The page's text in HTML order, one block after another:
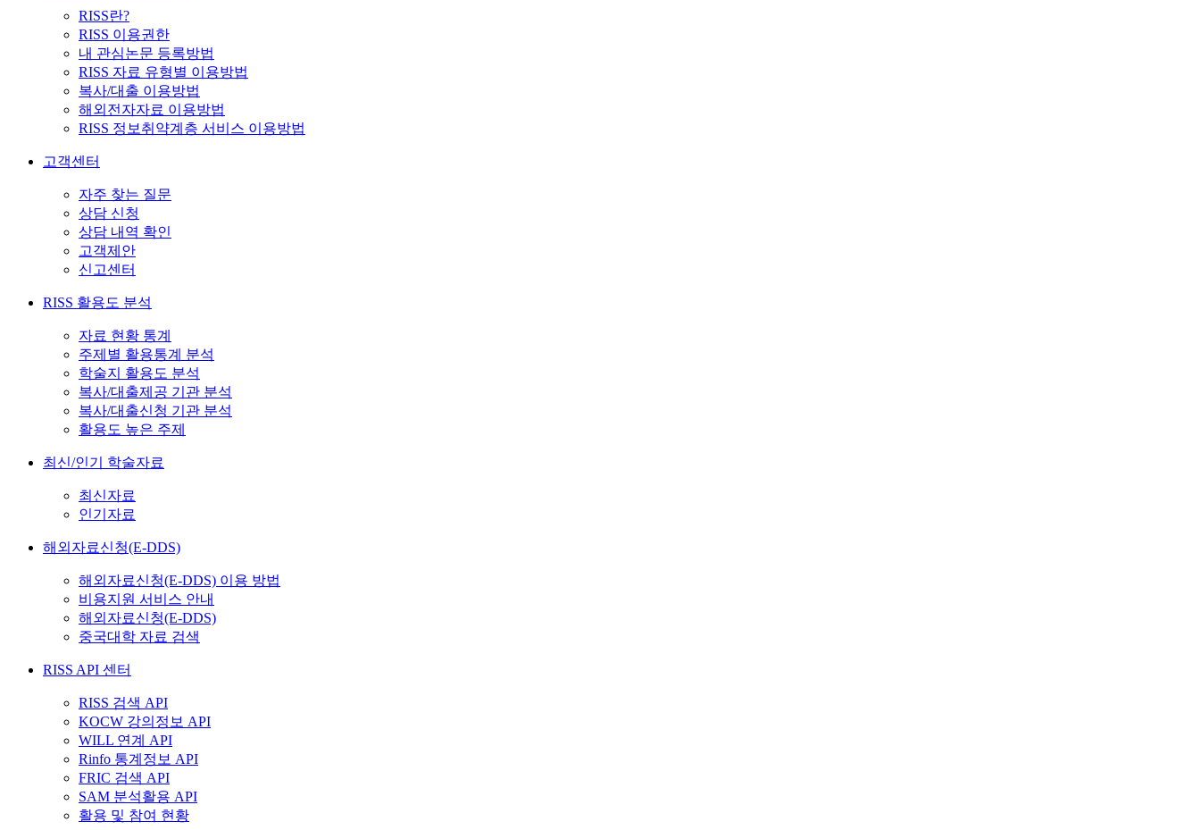
RISS란?
RISS 이용권한
내 관심논문 등록방법
RISS 자료 유형별 이용방법
복사/대출 이용방법
해외전자자료 이용방법
RISS 정보취약계층 서비스 이용방법
고객센터
자주 찾는 질문
상담 신청
상담 내역 확인
고객제안
신고센터
RISS 활용도 분석
자료 현황 통계
주제별 활용통계 분석
학술지 활용도 분석
복사/대출제공 기관 분석
복사/대출신청 기관 분석
활용도 높은 주제
최신/인기 학술자료
최신자료
인기자료
해외자료신청(E-DDS)
해외자료신청(E-DDS) 이용 방법
비용지원 서비스 안내
해외자료신청(E-DDS)
중국대학 자료 검색
RISS API 센터
RISS 검색 API
KOCW 강의정보 API
WILL 연계 API
Rinfo 통계정보 API
FRIC 검색 API
SAM 분석활용 API
활용 및 참여 현황